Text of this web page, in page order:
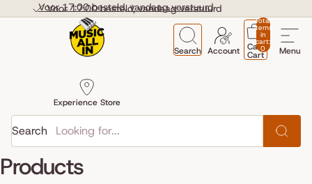
Voor 17:00 besteld, vandaag verstuurd
Voor 17:00 besteld, vandaag verstuurd
Menu
Search
Experience Store
Account
Total
items
in
cart:
0
Cart
Cart
Search
Products